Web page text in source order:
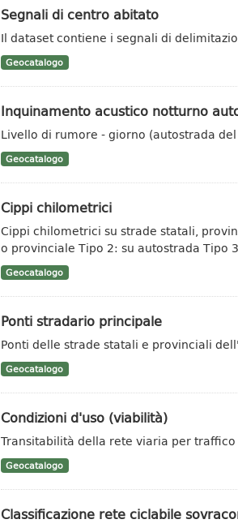
Segnali di centro abitato
Il dataset contiene i segnali di
Geocatalogo
Inquinamento acustico notturno
Livello di rumore - giorno (autostrada
Geocatalogo
Cippi chilometrici
Cippi chilometrici su strade statali,
o provinciale Tipo 2: su autostrada Tipo
Geocatalogo
Ponti stradario principale
Ponti delle strade statali e provinciali
Geocatalogo
Condizioni d'uso (viabilità)
Transitabilità della rete viaria per
Geocatalogo
Classificazione rete ciclabile